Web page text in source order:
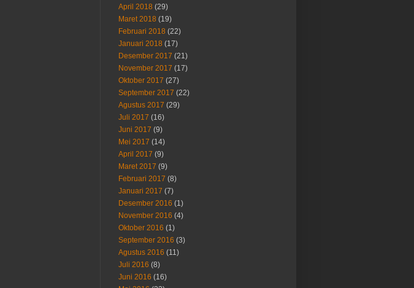
April 2018 (29)
Maret 2018 (19)
Februari 2018 (22)
Januari 2018 (17)
Desember 2017 (21)
November 2017 (17)
Oktober 2017 (27)
September 2017 (22)
Agustus 2017 (29)
Juli 2017 (16)
Juni 2017 (9)
Mei 2017 (14)
April 2017 (9)
Maret 2017 (9)
Februari 2017 (8)
Januari 2017 (7)
Desember 2016 (1)
November 2016 (4)
Oktober 2016 (1)
September 2016 (3)
Agustus 2016 (11)
Juli 2016 (8)
Juni 2016 (16)